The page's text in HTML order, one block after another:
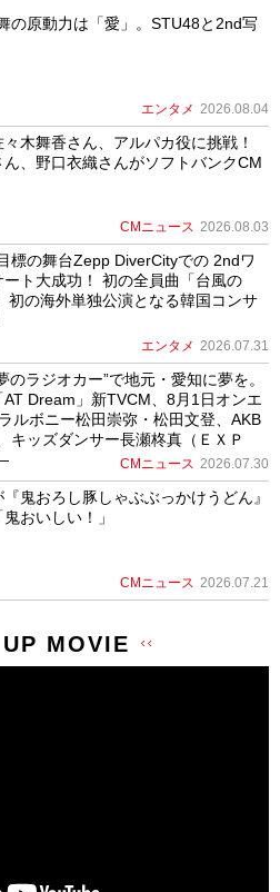
の原動力は「愛」。STU48と2nd写
エンタメ 2026.08.04
々木舞香さん、アルパカ役に挑戦！
ん、野口衣織さんがソフトバンクCM
CMニュース 2026.08.03
標の舞台Zepp DiverCityでの 2ndワ
ート大成功！ 初の全員曲「台風の
初の海外単独公演となる韓国コンサ
エンタメ 2026.07.31
のラジオカー”で地元・愛知に夢を。
Dream」新TVCM、8月1日オンエ
ルボニー松田崇弥・松田文登、AKB
キッズダンサー長瀬柊真（ＥＸＰ
CMニュース 2026.07.30
鬼おろし豚しゃぶぶっかけうどん』
おいしい！」
CMニュース 2026.07.21
MOVIE